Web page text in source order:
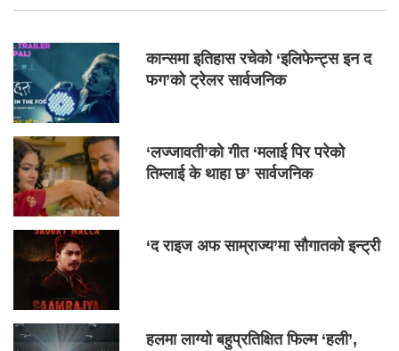
कान्समा इतिहास रचेको ‘इलिफेन्ट्स इन द
फग’को ट्रेलर सार्वजनिक
‘लज्जावती’को गीत ‘मलाई पिर परेको
तिम्लाई के थाहा छ’ सार्वजनिक
‘द राइज अफ साम्राज्य’मा सौगातको इन्ट्री
हलमा लाग्यो बहुप्रतिक्षित फिल्म ‘हली’,